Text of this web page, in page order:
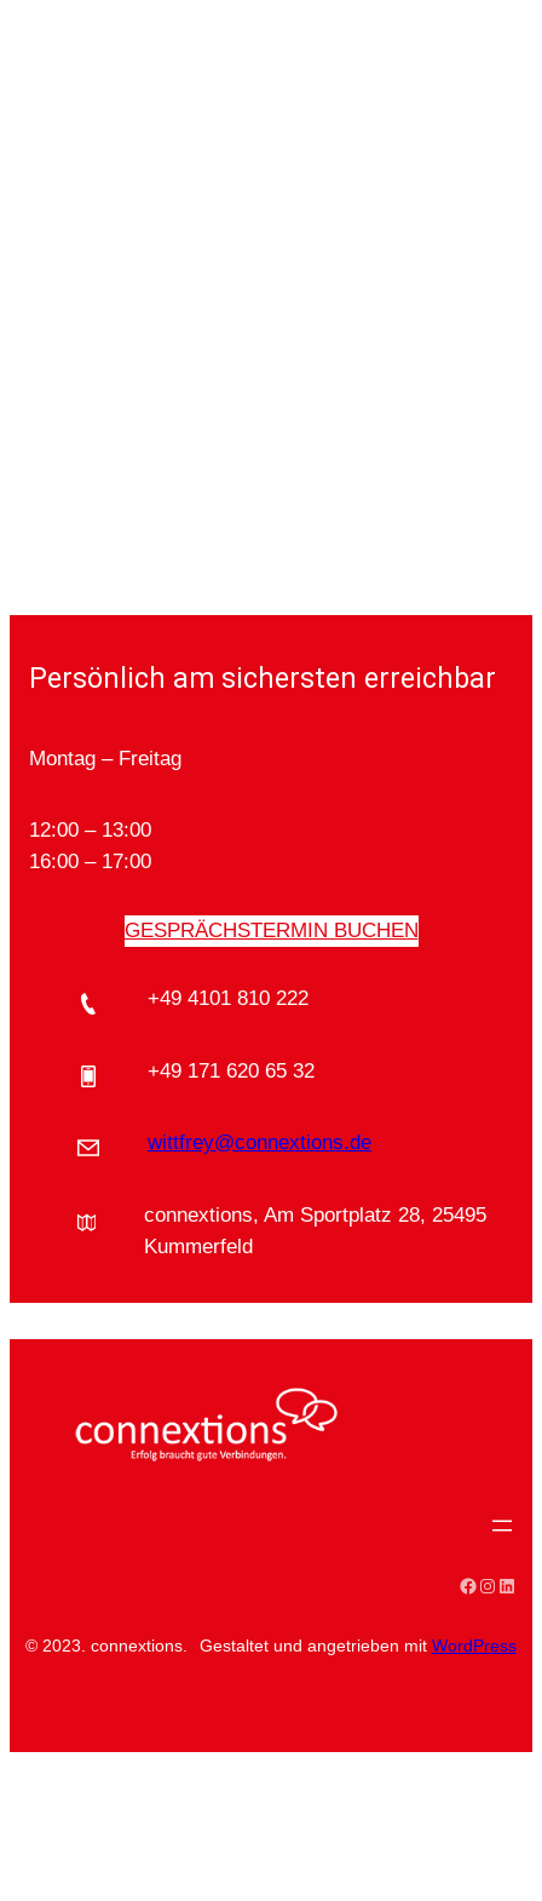
Persönlich am sichersten erreichbar
Montag – Freitag
12:00 – 13:00
16:00 – 17:00
GESPRÄCHSTERMIN BUCHEN
+49 4101 810 222
+49 171 620 65 32
wittfrey@connextions.de
connextions, Am Sportplatz 28, 25495
Kummerfeld
Facebook
© 2023. connextions. Gestaltet und angetrieben mit WordPress